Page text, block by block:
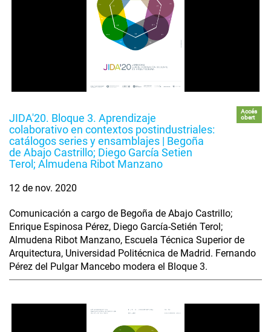
JIDA'20. Bloque 3. Aprendizaje
colaborativo en contextos postindustriales:
catálogos series y ensamblajes | Begoña
de Abajo Castrillo; Diego García Setien
Terol; Almudena Ribot Manzano
Accés
obert
12 de nov. 2020
Comunicación a cargo de Begoña de Abajo Castrillo;
Enrique Espinosa Pérez, Diego García-Setién Terol;
Almudena Ribot Manzano, Escuela Técnica Superior de
Arquitectura, Universidad Politécnica de Madrid. Fernando
Pérez del Pulgar Mancebo modera el Bloque 3.